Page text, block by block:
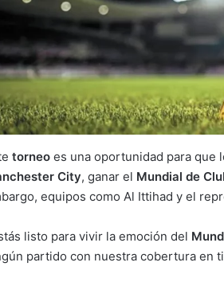
torneo es una oportunidad para que
City, ganar el Mundial de
equipos como Al Ittihad y el
listo para vivir la emoción del
partido con nuestra cobertura en